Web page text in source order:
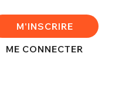
M'INSCRIRE
ME CONNECTER
FERMER